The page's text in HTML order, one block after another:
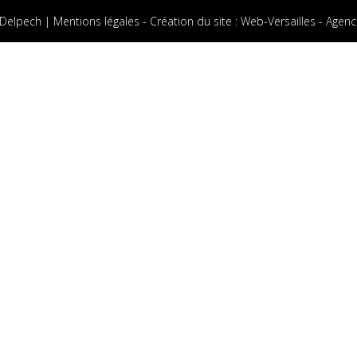
| Mentions légales - Création du site : Web-Versailles -